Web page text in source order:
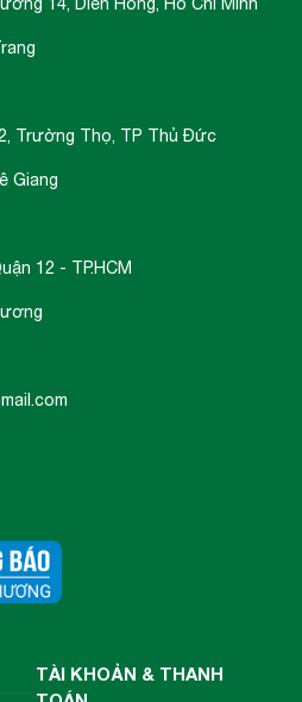
dễ dàng
phép điều chỉnh độ cao
tủ
LED
2100W
Trường Thọ, TP Thủ Đức
Giang
12 - TP.HCM
TÀI KHOẢN & THANH